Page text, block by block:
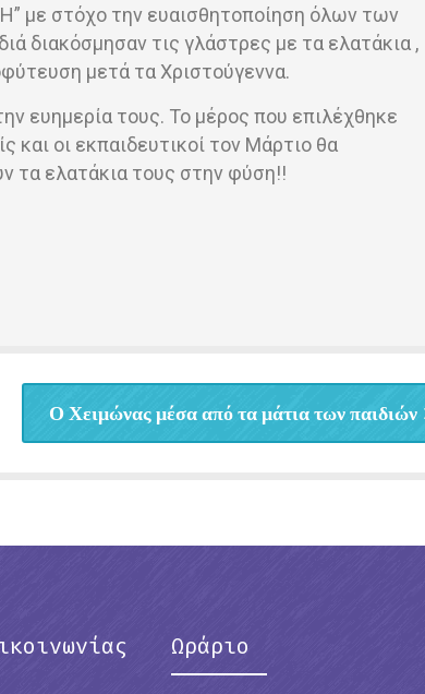
με στόχο την ευαισθητοποίηση όλων των
διακόσμησαν τις γλάστρες με τα ελατάκια ,
μετά τα Χριστούγεννα.
ευημερία τους. Το μέρος που επιλέχθηκε
και οι εκπαιδευτικοί τον Μάρτιο θα
τα ελατάκια τους στην φύση!!
Ο Χειμώνας μέσα από τα μάτια των παιδιών
Ωράριο